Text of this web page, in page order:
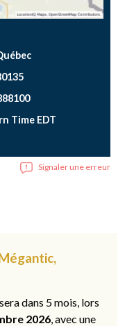
Time EDT
Signaler une erreur
dans 5 mois, lors
2026, avec une